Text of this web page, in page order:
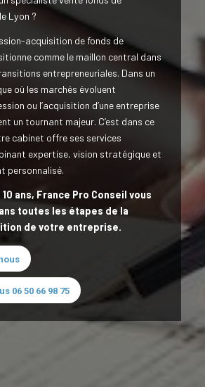
Lyon ?
acquisition de fonds de
comme le maillon central dans
entrepreneuriales. Dans un
où les marchés évoluent
ou l’acquisition d’une entreprise
un tournant majeur. C’est dans ce
cabinet offre ses services
expertise, vision stratégique et
personnalisé.
ans, France Pro Conseil vous
toutes les étapes de la
de votre entreprise.
06 50 66 98 75